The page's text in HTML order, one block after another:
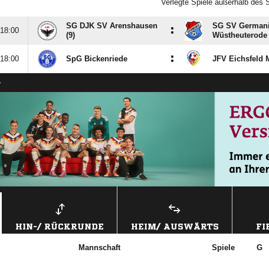
Verlegte Spiele außerhalb des

SG DJK SV Arenshausen
(9)
:
SG SV
Wüstheuterode
 SpG Bickenriede : JFV Eichsfeld
HIN-/ RÜCKRUNDE HEIM/ AUSWÄRTS
Mannschaft Spiele G